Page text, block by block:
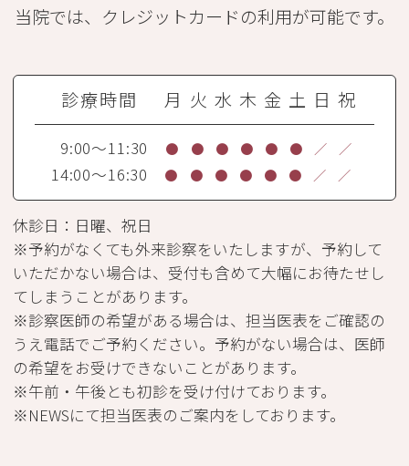
当院では、クレジットカードの利用が可能です。
診療時間 月 火 水 木 金 土 日 祝
9:00～11:30 ● ● ● ● ● ● ／ ／
14:00～16:30 ● ● ● ● ● ● ／ ／
休診日：日曜、祝日
※予約がなくても外来診察をいたしますが、予約して
いただかない場合は、受付も含めて大幅にお待たせし
てしまうことがあります。
※診察医師の希望がある場合は、担当医表をご確認の
うえ電話でご予約ください。予約がない場合は、医師
の希望をお受けできないことがあります。
※午前・午後とも初診を受け付けております。
※NEWSにて担当医表のご案内をしております。